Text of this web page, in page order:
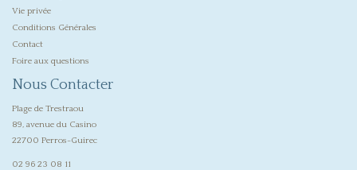
Vie privée
Conditions Générales
Contact
Foire aux questions
Nous Contacter
Plage de Trestraou
89, avenue du Casino
22700 Perros-Guirec
02 96 23 08 11